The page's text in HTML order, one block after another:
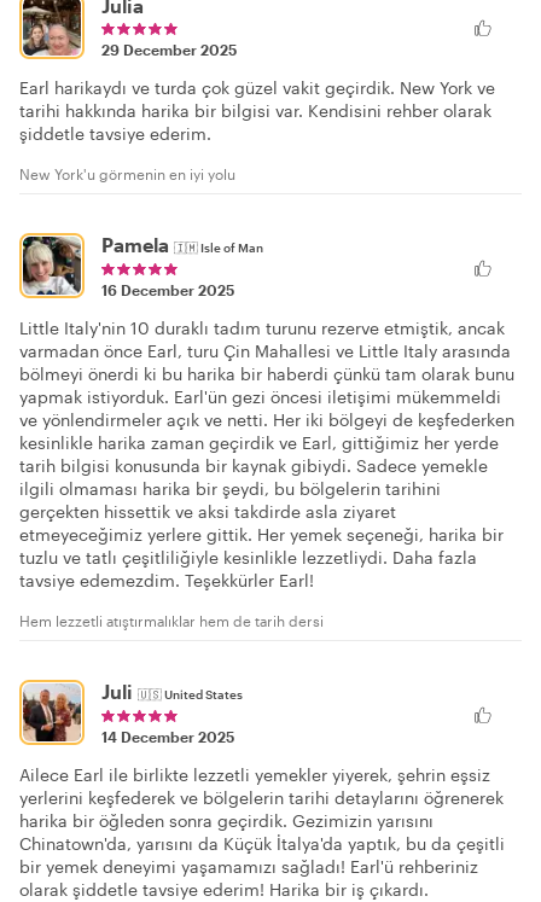
Julia
29 December 2025
Earl harikaydı ve turda çok güzel vakit geçirdik. New York ve
tarihi hakkında harika bir bilgisi var. Kendisini rehber olarak
şiddetle tavsiye ederim.
New York'u görmenin en iyi yolu
Pamela 🇮🇲Isle of Man
16 December 2025
Little Italy'nin 10 duraklı tadım turunu rezerve etmiştik, ancak
varmadan önce Earl, turu Çin Mahallesi ve Little Italy arasında
bölmeyi önerdi ki bu harika bir haberdi çünkü tam olarak bunu
yapmak istiyorduk. Earl'ün gezi öncesi iletişimi mükemmeldi
ve yönlendirmeler açık ve netti. Her iki bölgeyi de keşfederken
kesinlikle harika zaman geçirdik ve Earl, gittiğimiz her yerde
tarih bilgisi konusunda bir kaynak gibiydi. Sadece yemekle
ilgili olmaması harika bir şeydi, bu bölgelerin tarihini
gerçekten hissettik ve aksi takdirde asla ziyaret
etmeyeceğimiz yerlere gittik. Her yemek seçeneği, harika bir
tuzlu ve tatlı çeşitliliğiyle kesinlikle lezzetliydi. Daha fazla
tavsiye edemezdim. Teşekkürler Earl!
Hem lezzetli atıştırmalıklar hem de tarih dersi
Juli 🇺🇸United States
14 December 2025
Ailece Earl ile birlikte lezzetli yemekler yiyerek, şehrin eşsiz
yerlerini keşfederek ve bölgelerin tarihi detaylarını öğrenerek
harika bir öğleden sonra geçirdik. Gezimizin yarısını
Chinatown'da, yarısını da Küçük İtalya'da yaptık, bu da çeşitli
bir yemek deneyimi yaşamamızı sağladı! Earl'ü rehberiniz
olarak şiddetle tavsiye ederim! Harika bir iş çıkardı.